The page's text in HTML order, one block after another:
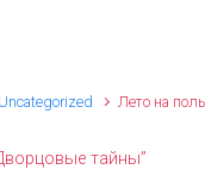
Uncategorized Лето на
тайны”